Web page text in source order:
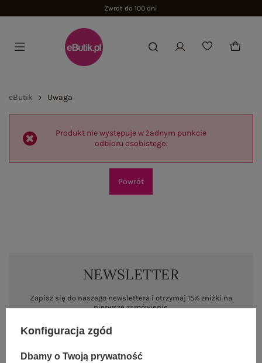
Zwrot do 100 dni
eButik Uwaga
Produkt nie występuje w żadnym punkcie
odbioru osobistego.
Powrót
NEWSLETTER
Zapisz się do naszego newslettera i otrzymaj 15% zniżki na
pierwsze zamówienie
Konfiguracja zgód
Dbamy o Twoją prywatność